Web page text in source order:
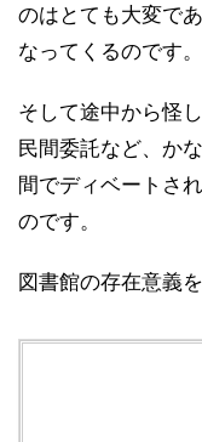
のはとても大変で
なってくるのです。
そして途中から怪
民間委託など、か
間でディベートさ
のです。
図書館の存在意義